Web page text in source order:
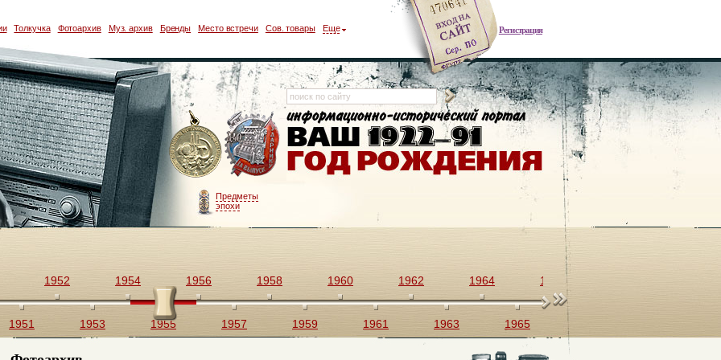
Регистрация
Толкучка Фотоархив Муз. архив Бренды Место встречи Сов. товары Еще
Предметы
эпохи
1951
1952
1953
1954
1955
1956
1957
1958
1959
1960
1961
1962
1963
1964
1965
1966